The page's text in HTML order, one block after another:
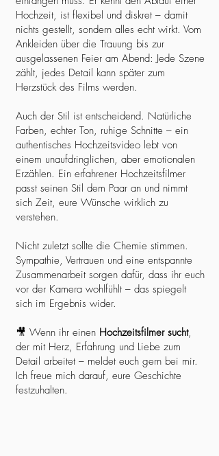
Hochzeit, ist flexibel und diskret – damit
nichts gestellt, sondern alles echt wirkt. Vom
Ankleiden über die Trauung bis zur
ausgelassenen Feier am Abend: Jede Szene
zählt, jedes Detail kann später zum
Herzstück des Films werden.
Auch der Stil ist entscheidend. Natürliche
Farben, echter Ton, ruhige Schnitte – ein
authentisches Hochzeitsvideo lebt von
einem unaufdringlichen, aber emotionalen
Erzählen. Ein erfahrener Hochzeitsfilmer
passt seinen Stil dem Paar an und nimmt
sich Zeit, eure Wünsche wirklich zu
verstehen.
Nicht zuletzt sollte die Chemie stimmen.
Sympathie, Vertrauen und eine entspannte
Zusammenarbeit sorgen dafür, dass ihr euch
vor der Kamera wohlfühlt – das spiegelt
sich im Ergebnis wider.
🎥 Wenn ihr einen Hochzeitsfilmer sucht,
der mit Herz, Erfahrung und Liebe zum
Detail arbeitet – meldet euch gern bei mir.
Ich freue mich darauf, eure Geschichte
festzuhalten.